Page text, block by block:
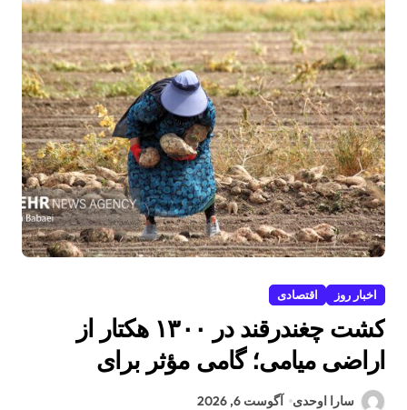
اخبار روز اقتصادی
کشت چغندرقند در ۱۳۰۰ هکتار از
اراضی میامی؛ گامی مؤثر برای
افزایش درآمد کشاورزان
سارا اوحدی آگوست 6, 2026